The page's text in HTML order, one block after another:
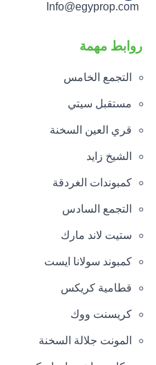
Info@egyprop.com
روابط مهمة
التجمع الخامس
مستقبل سيتي
قري العين السخنة
الشيخ زايد
كمبوندات الغردقة
التجمع السادس
ستيت لاند مارك
كمبوند سولانا ايست
قطامية كريكس
كريسنت ووك
المونت جلالة السخنة